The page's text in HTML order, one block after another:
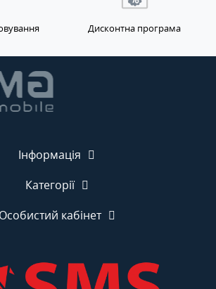
Дисконтна програма
Інформація
Категорії
Особистий кабінет